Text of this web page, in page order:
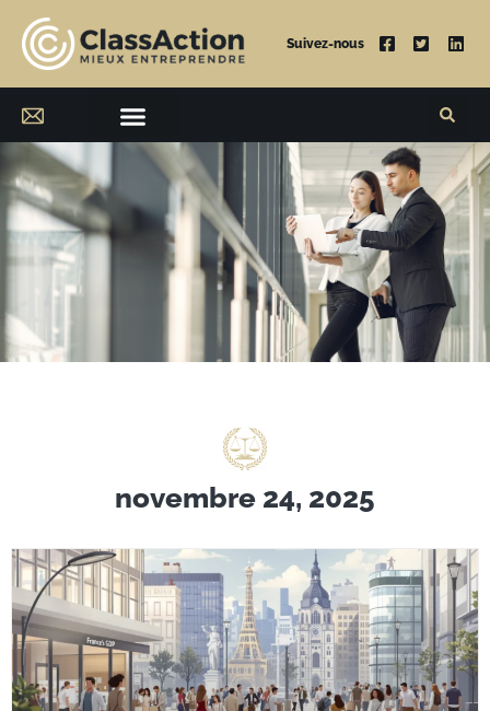
Suivez-nous
novembre 24, 2025